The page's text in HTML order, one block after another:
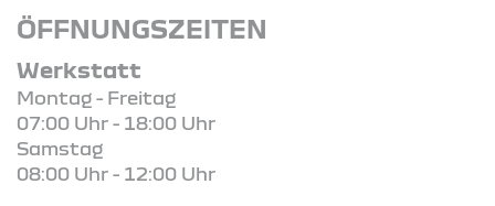
ÖFFNUNGSZEITEN
Werkstatt
Montag - Freitag
07:00 Uhr - 18:00 Uhr
Samstag
08:00 Uhr - 12:00 Uhr